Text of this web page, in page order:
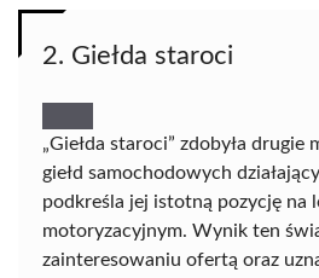
2. Giełda staroci
„Giełda staroci” zdobyła drugie
giełd samochodowych
podkreśla jej istotną pozycję na
motoryzacyjnym. Wynik ten
zainteresowaniu ofertą oraz